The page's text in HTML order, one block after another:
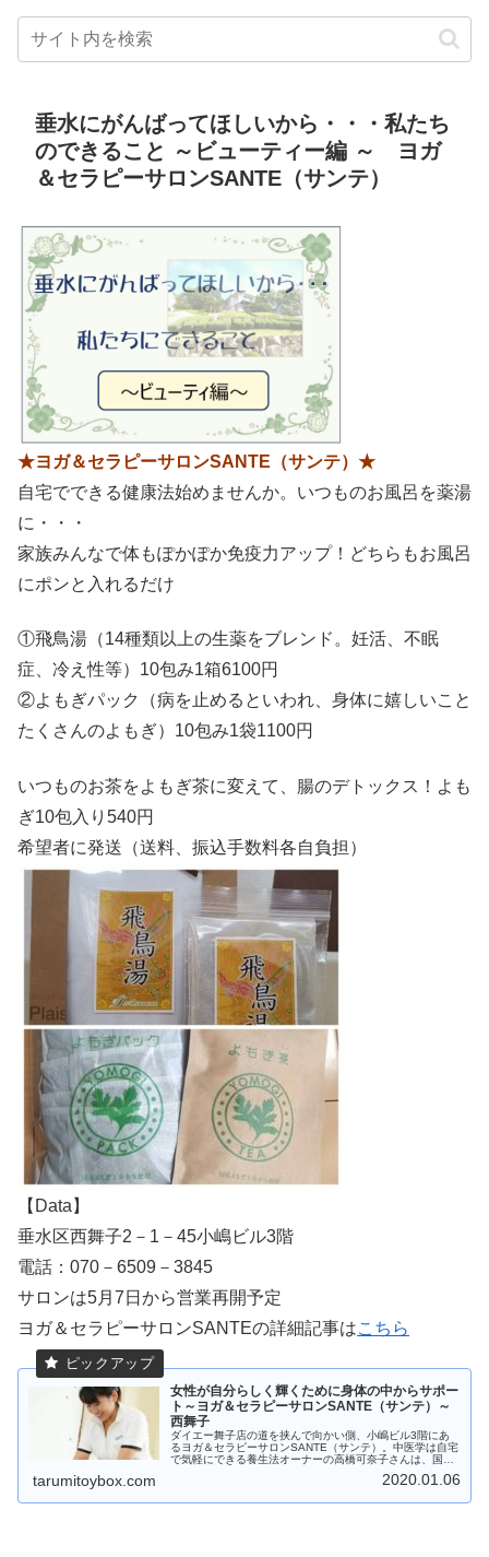
垂水にがんばってほしいから・・・私たち
のできること ～ビューティー編 ～ ヨガ
＆セラピーサロンSANTE（サンテ）
★ヨガ＆セラピーサロンSANTE（サンテ）★
自宅でできる健康法始めませんか。いつものお風呂を薬湯
に・・・
家族みんなで体もぽかぽか免疫力アップ！どちらもお風呂
にポンと入れるだけ
①飛鳥湯（14種類以上の生薬をブレンド。妊活、不眠
症、冷え性等）10包み1箱6100円
②よもぎパック（病を止めるといわれ、身体に嬉しいこと
たくさんのよもぎ）10包み1袋1100円
いつものお茶をよもぎ茶に変えて、腸のデトックス！よも
ぎ10包入り540円
希望者に発送（送料、振込手数料各自負担）
【Data】
垂水区西舞子2－1－45小嶋ビル3階
電話：070－6509－3845
サロンは5月7日から営業再開予定
ヨガ＆セラピーサロンSANTEの詳細記事はこちら
女性が自分らしく輝くために身体の中からサポー
ト～ヨガ＆セラピーサロンSANTE（サンテ）～
西舞子
ダイエー舞子店の道を挟んで向かい側、小嶋ビル3階にあ
るヨガ＆セラピーサロンSANTE（サンテ）。中医学は自宅
で気軽にできる養生法オーナーの高橋可奈子さんは、国際
tarumitoybox.com 2020.01.06